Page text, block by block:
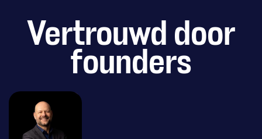
Vertrouwd door
founders